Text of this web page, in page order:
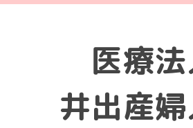
医療
井出産